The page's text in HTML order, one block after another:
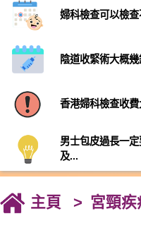
婦科檢查可以檢
陰道收緊術大概
香港婦科檢查收
男士包皮過長一
及...
主頁 宮頸疾